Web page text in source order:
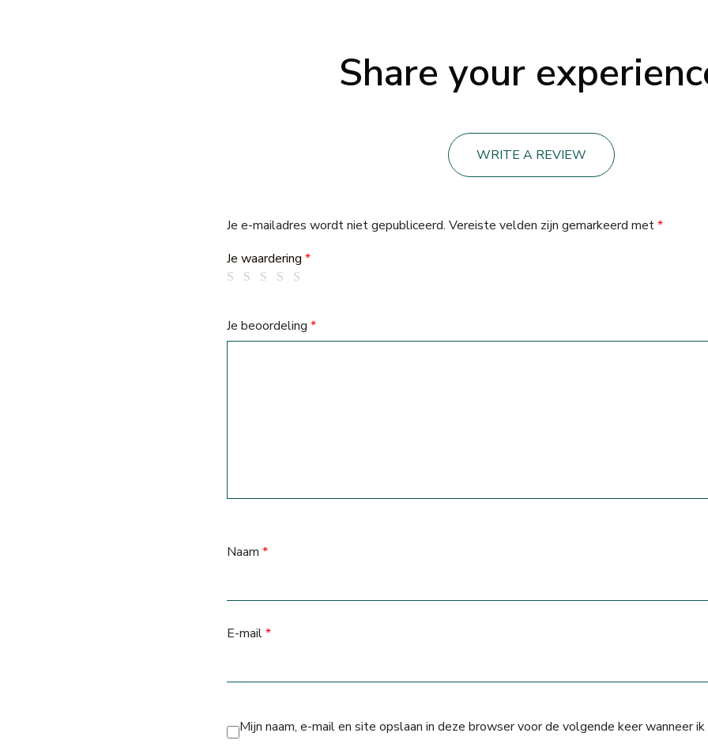
Share your
WRITE A REVIEW
Je e-mailadres wordt niet gepubliceerd. Vereiste velden zijn gemarkeerd met*
Je waardering *
Je beoordeling *
Naam *
E-mail*
Mijn naam, e-mail en site opslaan in deze browser voor de volgende keer wanneer